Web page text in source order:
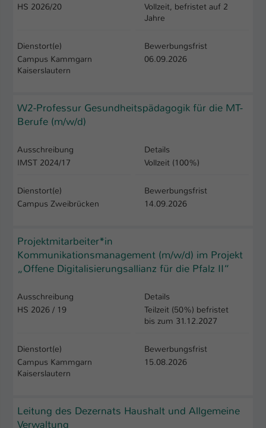
HS 2026/20
Vollzeit, befristet auf 2
Jahre
Dienstort(e)
Campus Kammgarn
Kaiserslautern
Bewerbungsfrist
06.09.2026
W2-Professur Gesundheitspädagogik für die MT-
Berufe (m/w/d)
Ausschreibung
IMST 2024/17
Details
Vollzeit (100%)
Dienstort(e)
Campus Zweibrücken
Bewerbungsfrist
14.09.2026
Projektmitarbeiter*in
Kommunikationsmanagement (m/w/d) im Projekt
„Offene Digitalisierungsallianz für die Pfalz II“
Ausschreibung
HS 2026 / 19
Details
Teilzeit (50%) befristet
bis zum 31.12.2027
Dienstort(e)
Campus Kammgarn
Kaiserslautern
Bewerbungsfrist
15.08.2026
Leitung des Dezernats Haushalt und Allgemeine
Verwaltung